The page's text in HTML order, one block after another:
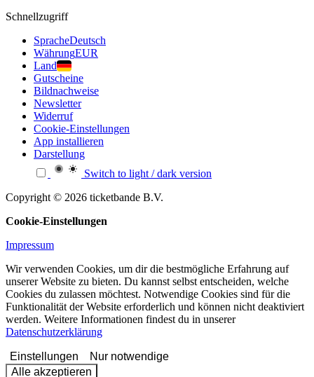
Schnellzugriff
SpracheDeutsch
WährungEUR
Land
Gutscheine
Bildnachweise
Newsletter
Widerruf
Cookie-Einstellungen
App installieren
Darstellung
Switch to light / dark version
Copyright © 2026 ticketbande B.V.
Cookie-Einstellungen
Impressum
Wir verwenden Cookies, um dir die bestmögliche Erfahrung auf
unserer Website zu bieten. Du kannst selbst entscheiden, welche
Cookies du zulassen möchtest. Notwendige Cookies sind für die
Funktionalität der Website erforderlich und können nicht deaktiviert
werden. Weitere Informationen findest du in unserer
Datenschutzerklärung
Einstellungen
Nur notwendige
Alle akzeptieren